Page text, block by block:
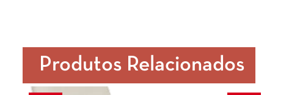
Produtos Relacionados